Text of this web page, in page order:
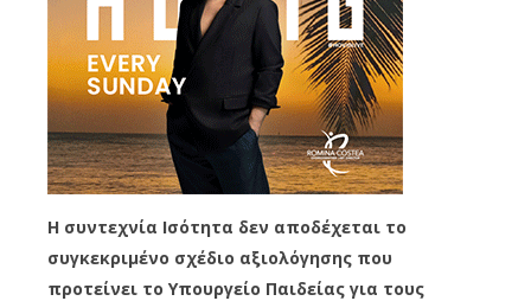
Η συντεχνία Ισότητα δεν αποδέχεται το
συγκεκριμένο σχέδιο αξιολόγησης που
προτείνει το Υπουργείο Παιδείας για τους